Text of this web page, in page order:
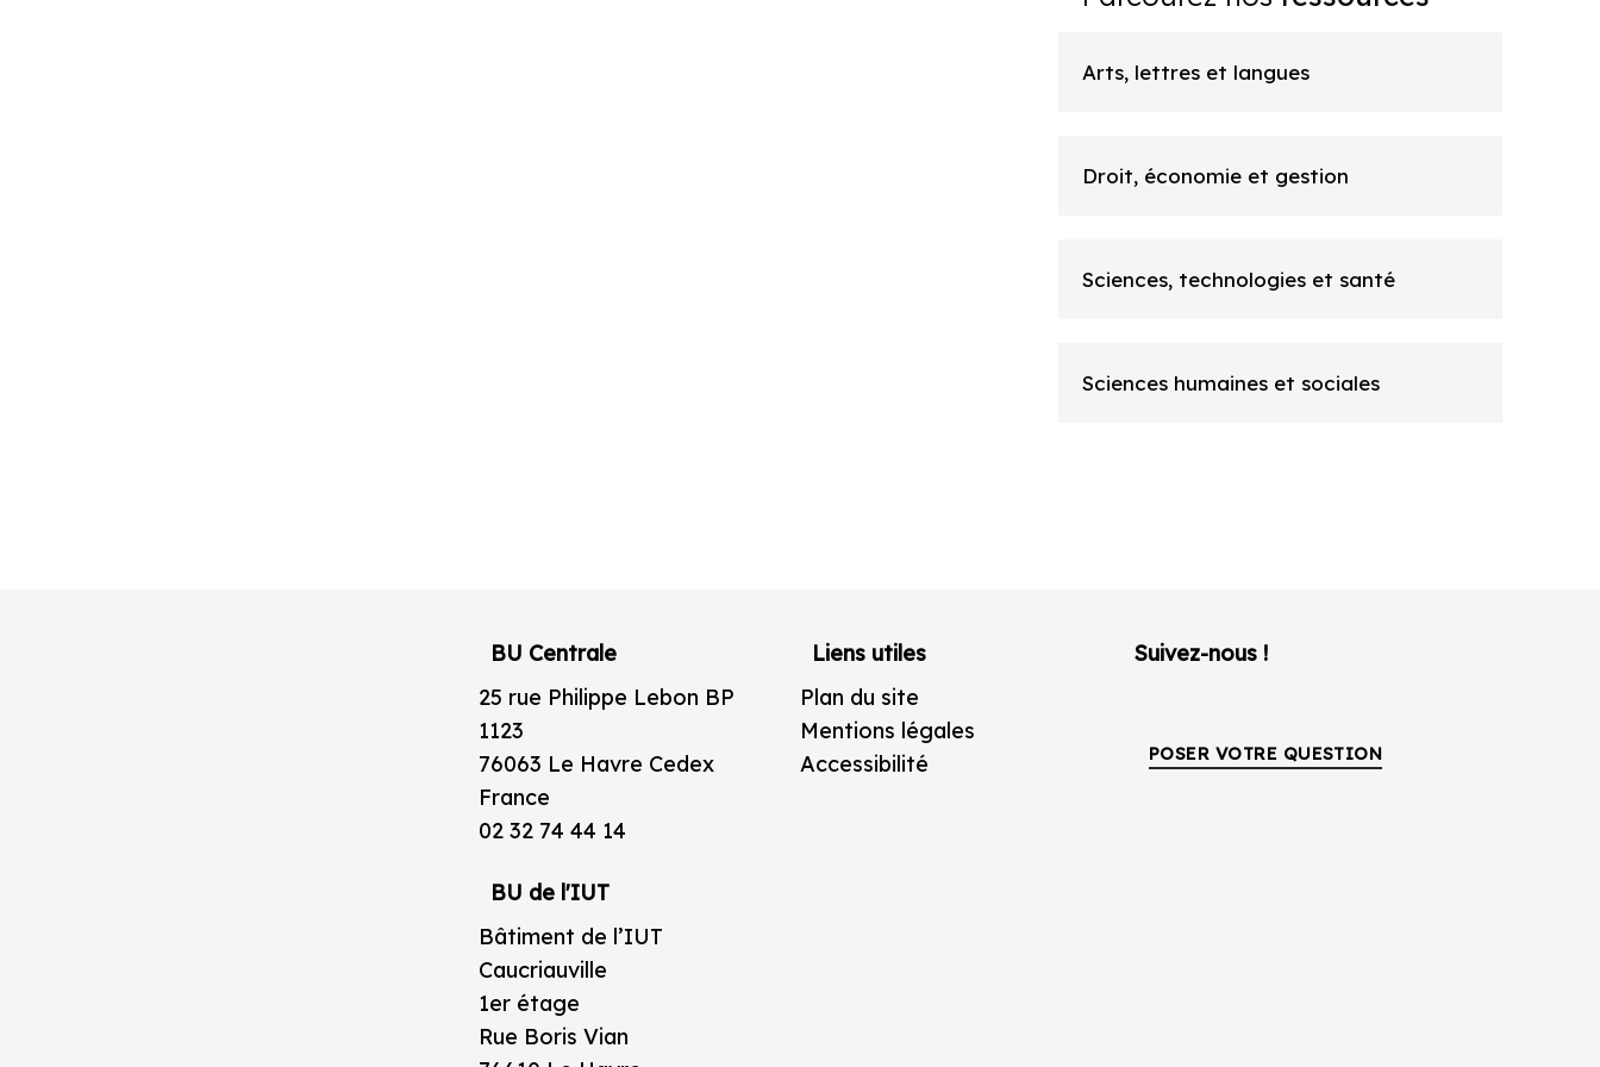
Arts, lettres et langues
Droit, économie et gestion
Sciences, technologies et santé
Sciences humaines et sociales
BU Centrale
25 rue Philippe Lebon BP
1123
76063 Le Havre Cedex
France
02 32 74 44 14
BU de l'IUT
Bâtiment de l’IUT
Caucriauville
1er étage
Rue Boris Vian
Liens utiles
Plan du site
Mentions légales
Accessibilité
Suivez-nous !
POSER VOTRE QUESTION